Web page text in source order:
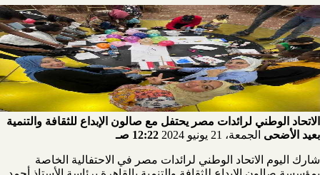
الاتحاد الوطني لرائدات مصر يحتفل مع صالون الإبداع للثقافة والتنمية
بعيد الأضحى الجمعة، 21 يونيو 2024 12:22 صـ
شارك اليوم الاتحاد الوطني لرائدات مصر في الاحتفالية الخاصة